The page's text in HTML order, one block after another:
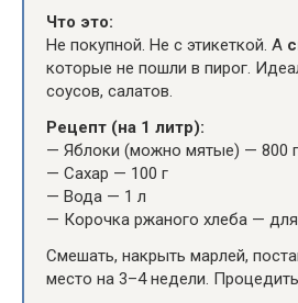
Что это:
Не покупной. Не с этикеткой. А
которые не пошли в пирог.
соусов, салатов.
Рецепт (на 1 литр):
— Яблоки (можно мятые) — 800
— Сахар — 100 г
— Вода — 1 л
— Корочка ржаного хлеба — для
Смешать, накрыть марлей,
место на 3–4 недели. Процедить.